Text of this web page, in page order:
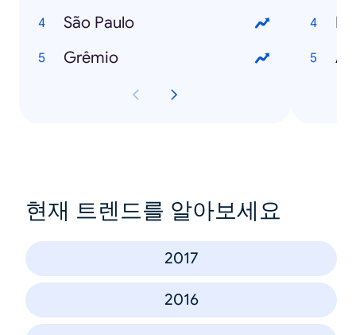
São Paulo
Grêmio
A
현재 트렌드를 알아보세요
2017
2016